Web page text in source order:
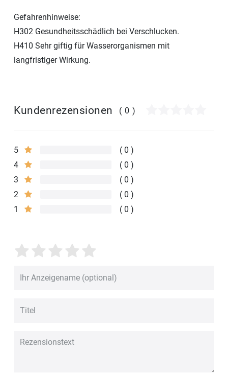
Gefahrenhinweise:
H302 Gesundheitsschädlich bei Verschlucken.
H410 Sehr giftig für Wasserorganismen mit
langfristiger Wirkung.
Kundenrezensionen (0)
5
0
4
0
3
0
2
0
1
0